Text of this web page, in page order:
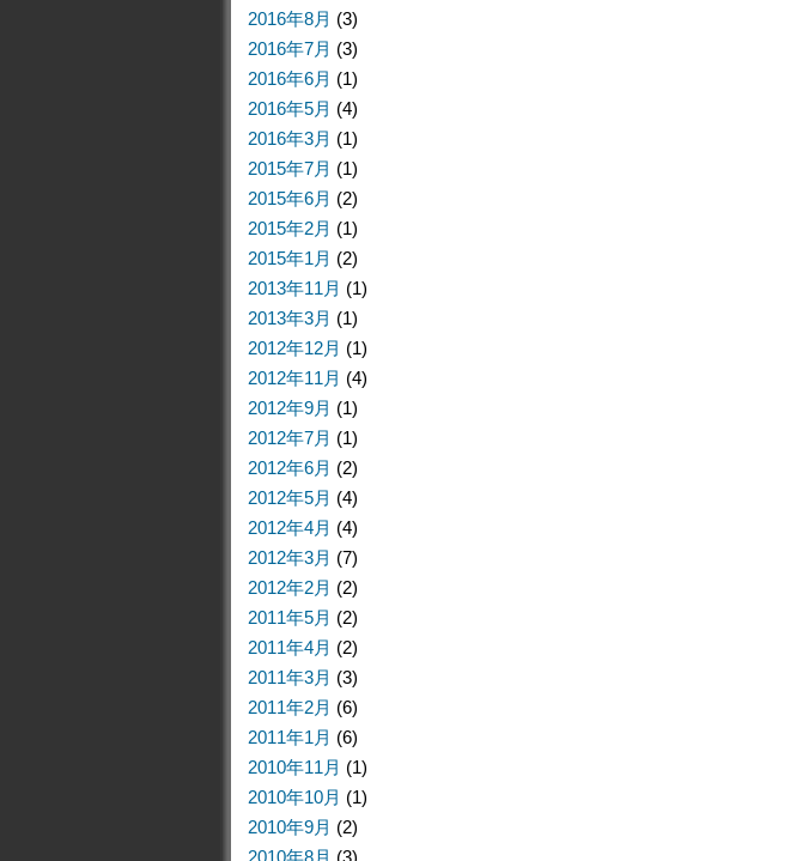
2016年8月 (3)
2016年7月 (3)
2016年6月 (1)
2016年5月 (4)
2016年3月 (1)
2015年7月 (1)
2015年6月 (2)
2015年2月 (1)
2015年1月 (2)
2013年11月 (1)
2013年3月 (1)
2012年12月 (1)
2012年11月 (4)
2012年9月 (1)
2012年7月 (1)
2012年6月 (2)
2012年5月 (4)
2012年4月 (4)
2012年3月 (7)
2012年2月 (2)
2011年5月 (2)
2011年4月 (2)
2011年3月 (3)
2011年2月 (6)
2011年1月 (6)
2010年11月 (1)
2010年10月 (1)
2010年9月 (2)
2010年8月 (3)